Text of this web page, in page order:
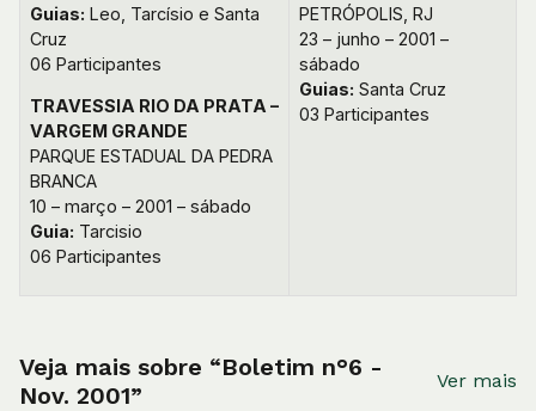
Guias: Leo, Tarcísio e Santa
Cruz
06 Participantes
TRAVESSIA RIO DA PRATA –
VARGEM GRANDE
PARQUE ESTADUAL DA PEDRA
BRANCA
10 – março – 2001 – sábado
Guia: Tarcisio
06 Participantes
PETRÓPOLIS, RJ
23 – junho – 2001 –
sábado
Guias: Santa Cruz
03 Participantes
Veja mais sobre “Boletim n°6 -
Nov. 2001”
Ver mais